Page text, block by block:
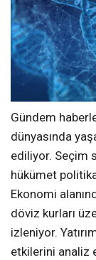
Gündem
dünyasında
ediliyor. Seçim
hükümet
Ekonomi
döviz kurları
izleniyor.
etkilerini analiz